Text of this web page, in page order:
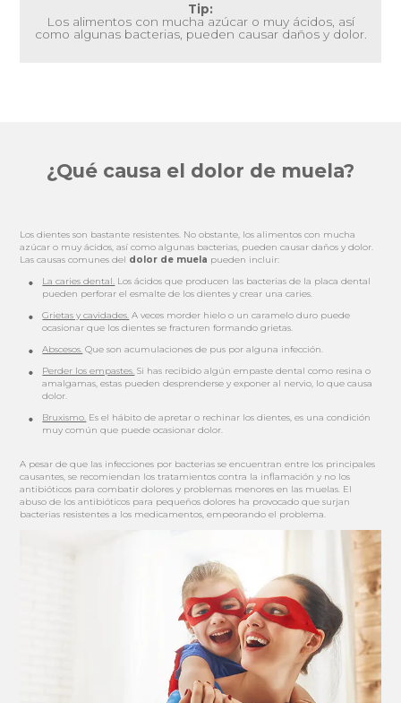
Tip:
Los alimentos con mucha azúcar o muy ácidos, así
como algunas bacterias, pueden causar daños y dolor.
¿Qué causa el dolor de muela?
Los dientes son bastante resistentes. No obstante, los alimentos con mucha
azúcar o muy ácidos, así como algunas bacterias, pueden causar daños y dolor.
Las causas comunes del dolor de muela pueden incluir:
La caries dental. Los ácidos que producen las bacterias de la placa dental
pueden perforar el esmalte de los dientes y crear una caries.
Grietas y cavidades. A veces morder hielo o un caramelo duro puede
ocasionar que los dientes se fracturen formando grietas.
Abscesos. Que son acumulaciones de pus por alguna infección.
Perder los empastes. Si has recibido algún empaste dental como resina o
amalgamas, estas pueden desprenderse y exponer al nervio, lo que causa
dolor.
Bruxismo. Es el hábito de apretar o rechinar los dientes, es una condición
muy común que puede ocasionar dolor.
A pesar de que las infecciones por bacterias se encuentran entre los principales
causantes, se recomiendan los tratamientos contra la inflamación y no los
antibióticos para combatir dolores y problemas menores en las muelas. El
abuso de los antibióticos para pequeños dolores ha provocado que surjan
bacterias resistentes a los medicamentos, empeorando el problema.